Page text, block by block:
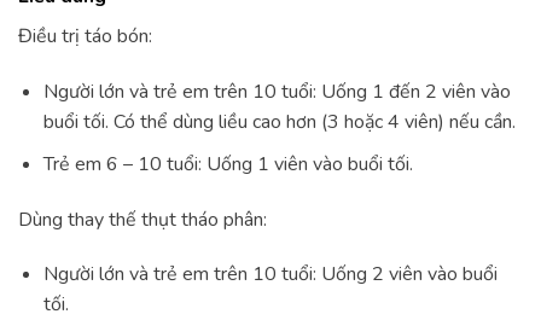
Điều trị táo bón:
Người lớn và trẻ em trên 10 tuổi: Uống 1 đến 2 viên vào
buổi tối. Có thể dùng liều cao hơn (3 hoặc 4 viên) nếu cần.
Trẻ em 6 – 10 tuổi: Uống 1 viên vào buổi tối.
Dùng thay thế thụt tháo phân:
Người lớn và trẻ em trên 10 tuổi: Uống 2 viên vào buổi
tối.